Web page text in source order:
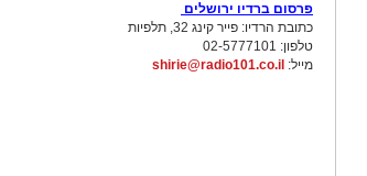
פרסום ברדיו ירושלים
כתובת הרדיו: פייר קינג 32, תלפיות
טלפון: 02-5777101
מייל: shirie@radio101.co.il